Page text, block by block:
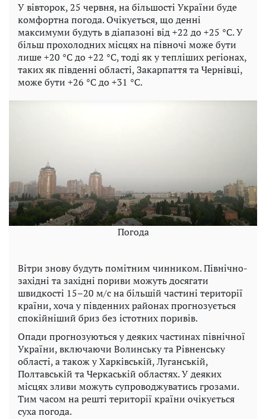
У вівторок, 25 червня, на більшості України буде
комфортна погода. Очікується, що денні
максимуми будуть в діапазоні від +22 до +25 °C. У
більш прохолодних місцях на півночі може бути
лише +20 °C до +22 °C, тоді як у тепліших регіонах,
таких як південні області, Закарпаття та Чернівці,
може бути +26 °C до +31 °C.
Погода
Вітри знову будуть помітним чинником. Північно-
західні та західні пориви можуть досягати
швидкості 15–20 м/с на більшій частині території
країни, хоча у південних районах прогнозується
спокійніший бриз без істотних поривів.
Опади прогнозуються у деяких частинах північної
України, включаючи Волинську та Рівненську
області, а також у Харківській, Луганській,
Полтавській та Черкаській областях. У деяких
місцях зливи можуть супроводжуватись грозами.
Тим часом на решті території країни очікується
суха погода.